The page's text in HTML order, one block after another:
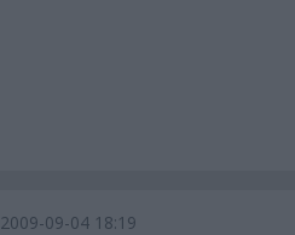
2009-09-04 18:19